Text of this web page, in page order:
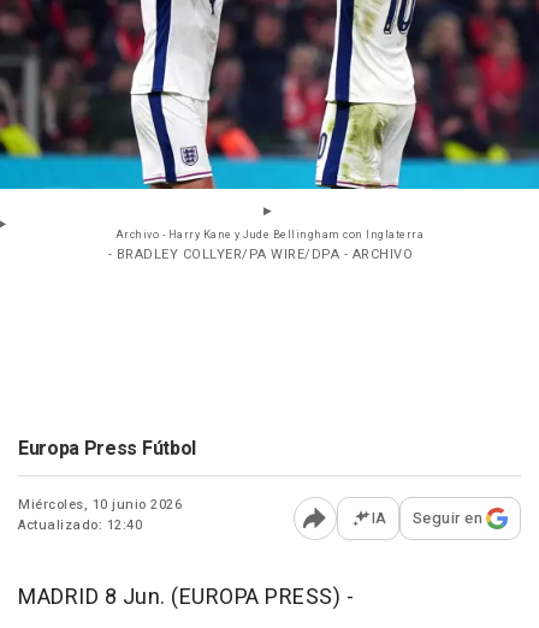
Archivo - Harry Kane y Jude Bellingham con Inglaterra
- BRADLEY COLLYER/PA WIRE/DPA - ARCHIVO
Europa Press Fútbol
Miércoles, 10 junio 2026
Actualizado: 12:40
Abrir opciones para
IA Seguir en
MADRID 8 Jun. (EUROPA PRESS) -